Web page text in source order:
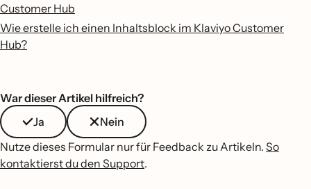
Customer Hub
Wie erstelle ich einen Inhaltsblock im Klaviyo Customer
Hub?
War dieser Artikel hilfreich?
Ja
Nein
Nutze dieses Formular nur für Feedback zu Artikeln. So
kontaktierst du den Support.